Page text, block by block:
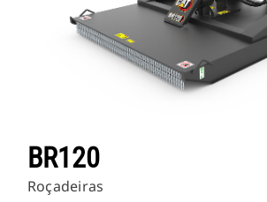
BR120
Roçadeiras